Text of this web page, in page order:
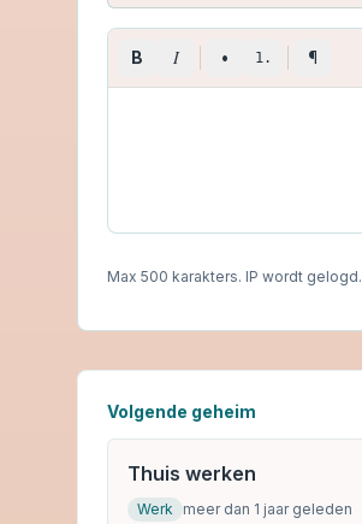
B I • 1. ¶
Max 500 karakters. IP wordt gelogd.
Volgende geheim
Thuis werken
Werk meer dan 1 jaar geleden